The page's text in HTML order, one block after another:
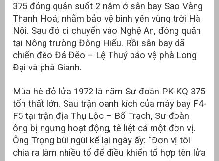
375 đóng quân suốt 2 năm ở sân bay Sao Vàng
Thanh Hoá, nhằm bảo vệ bình yên vùng trời Hà
Nội. Sau đó di chuyển vào Nghệ An, đóng quân
tại Nông trường Đông Hiếu. Rồi sân bay dã
chiến đèo Đá Đẽo – Lệ Thuỷ bảo vệ phà Long
Đại và phà Gianh.
Mùa hè đỏ lửa 1972 là năm Sư đoàn PK-KQ 375
tổn thất lớn. Sau trận oanh kích của máy bay F4-
F5 tại trận địa Thụ Lộc – Bố Trạch, Sư đoàn
ông bị ngưng hoạt động, tê liệt cả một đơn vị.
Ông Trọng bùi ngùi kể lại ngày ấy: “Đơn vị tôi
chia ra làm nhiều tổ để điều khiển tổ hợp tên lửa